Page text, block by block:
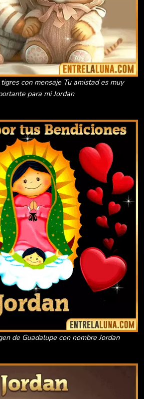
con mensaje Tu amistad es muy
para mi Jordan
de Guadalupe con nombre Jordan